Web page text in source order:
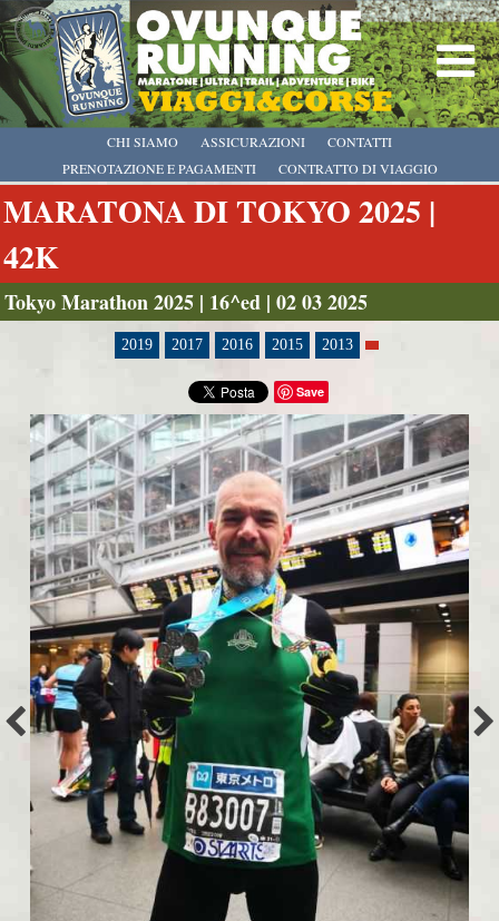
CHI SIAMO
PRENOTAZIONE E PAGAMENTI
CONTRATTO DI VIAGGIO
ASSICURAZIONI CONTATTI
MARATONA DI TOKYO 2025 |
42K
Tokyo Marathon 2025 | 16^ed | 02 03 2025
2019 2017 2016 2015 2013
Save